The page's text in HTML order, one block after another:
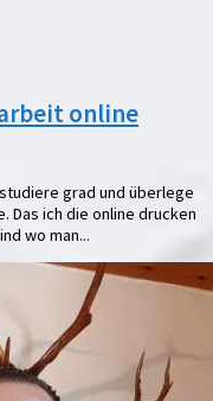
online
grad und überlege
Das ich die online drucken
wo man...